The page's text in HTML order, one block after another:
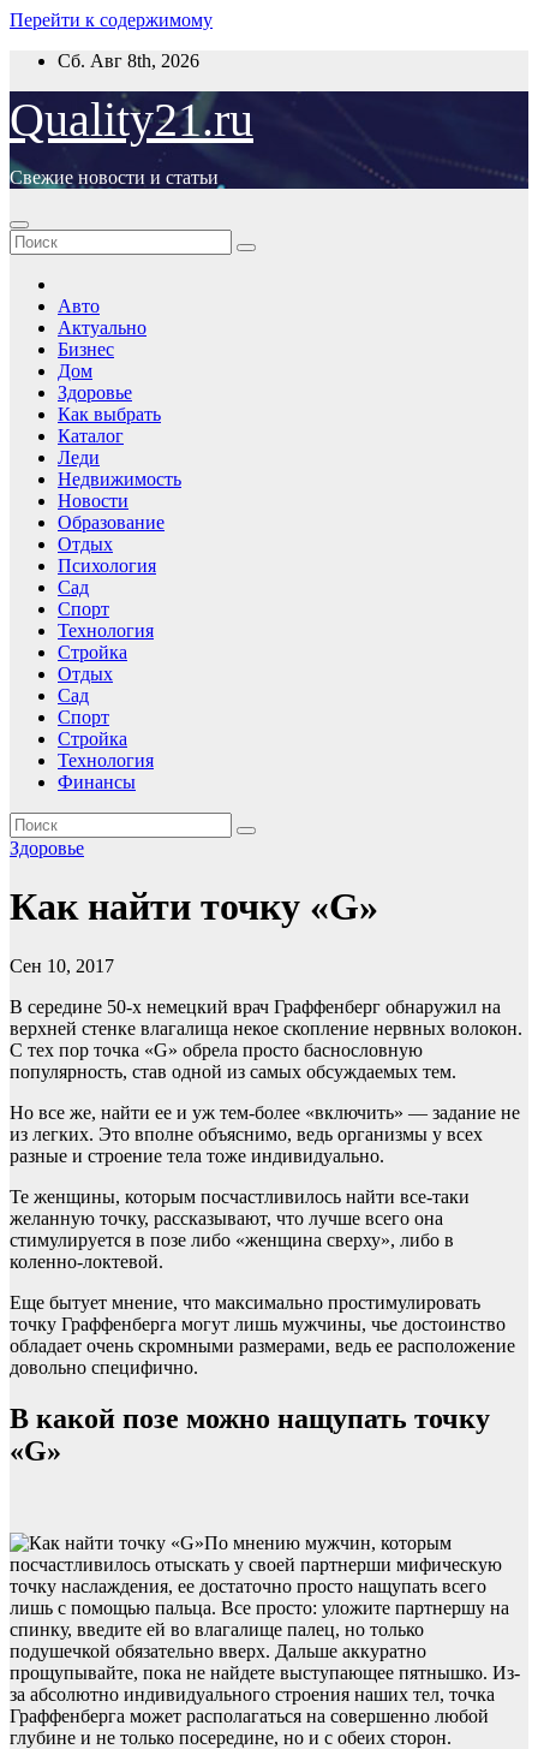
Перейти к содержимому
Сб. Авг 8th, 2026
Quality21.ru
Свежие новости и статьи
Авто
Актуально
Бизнес
Дом
Здоровье
Как выбрать
Каталог
Леди
Недвижимость
Новости
Образование
Отдых
Психология
Сад
Спорт
Технология
Стройка
Отдых
Сад
Спорт
Стройка
Технология
Финансы
Здоровье
Как найти точку «G»
Сен 10, 2017
В середине 50-х немецкий врач Граффенберг обнаружил на
верхней стенке влагалища некое скопление нервных волокон.
С тех пор точка «G» обрела просто баснословную
популярность, став одной из самых обсуждаемых тем.
Но все же, найти ее и уж тем-более «включить» — задание не
из легких. Это вполне объяснимо, ведь организмы у всех
разные и строение тела тоже индивидуально.
Те женщины, которым посчастливилось найти все-таки
желанную точку, рассказывают, что лучше всего она
стимулируется в позе либо «женщина сверху», либо в
коленно-локтевой.
Еще бытует мнение, что максимально простимулировать
точку Граффенберга могут лишь мужчины, чье достоинство
обладает очень скромными размерами, ведь ее расположение
довольно специфично.
В какой позе можно нащупать точку
«G»
По мнению мужчин, которым
посчастливилось отыскать у своей партнерши мифическую
точку наслаждения, ее достаточно просто нащупать всего
лишь с помощью пальца. Все просто: уложите партнершу на
спинку, введите ей во влагалище палец, но только
подушечкой обязательно вверх. Дальше аккуратно
прощупывайте, пока не найдете выступающее пятнышко. Из-
за абсолютно индивидуального строения наших тел, точка
Граффенберга может располагаться на совершенно любой
глубине и не только посередине, но и с обеих сторон.